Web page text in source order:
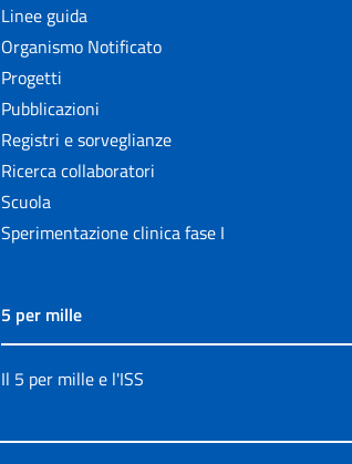
Linee guida
Organismo Notificato
Progetti
Pubblicazioni
Registri e sorveglianze
Ricerca collaboratori
Scuola
Sperimentazione clinica fase I
5 per mille
Il 5 per mille e l'ISS